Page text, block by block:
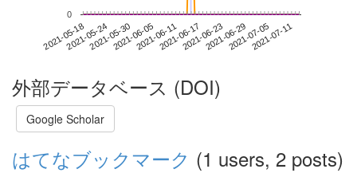
2021-05-182021-05-242021-05-302021-06-052021-06-112021-06-172021-06-232021-06-292021-07-052021-07-11
0
外部データベース (DOI)
Google Scholar
はてなブックマーク (1 users, 2 posts)